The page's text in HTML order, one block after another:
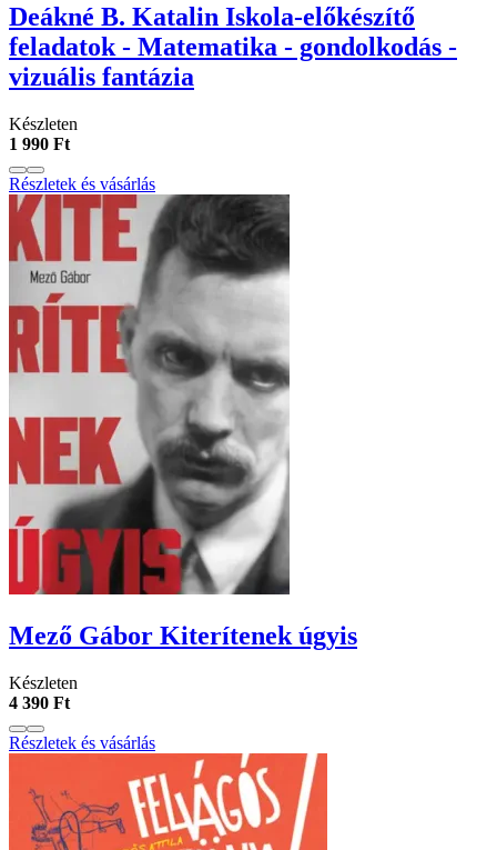
Deákné B. Katalin Iskola-előkészítő
feladatok - Matematika - gondolkodás -
vizuális fantázia
Készleten
1 990 Ft
Részletek és vásárlás
Mező Gábor Kiterítenek úgyis
Készleten
4 390 Ft
Részletek és vásárlás